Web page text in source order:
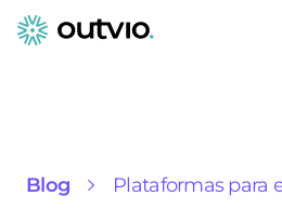
Blog Plataformas para